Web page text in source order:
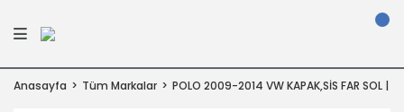
Anasayfa Tüm Markalar POLO 2009-2014 VW KAPAK,SİS FAR SOL |